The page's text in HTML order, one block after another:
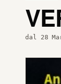
dal 28